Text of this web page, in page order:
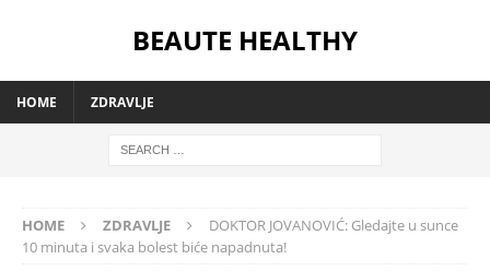
BEAUTE HEALTHY
HOME ZDRAVLJE
HOME ZDRAVLJE
DOKTOR JOVANOVIĆ: Gledajte u sunce
10 minuta i svaka bolest biće napadnuta!